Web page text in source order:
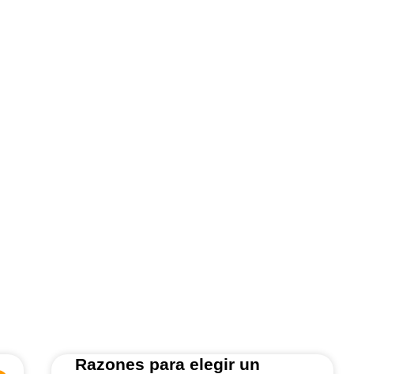
Razones para elegir un